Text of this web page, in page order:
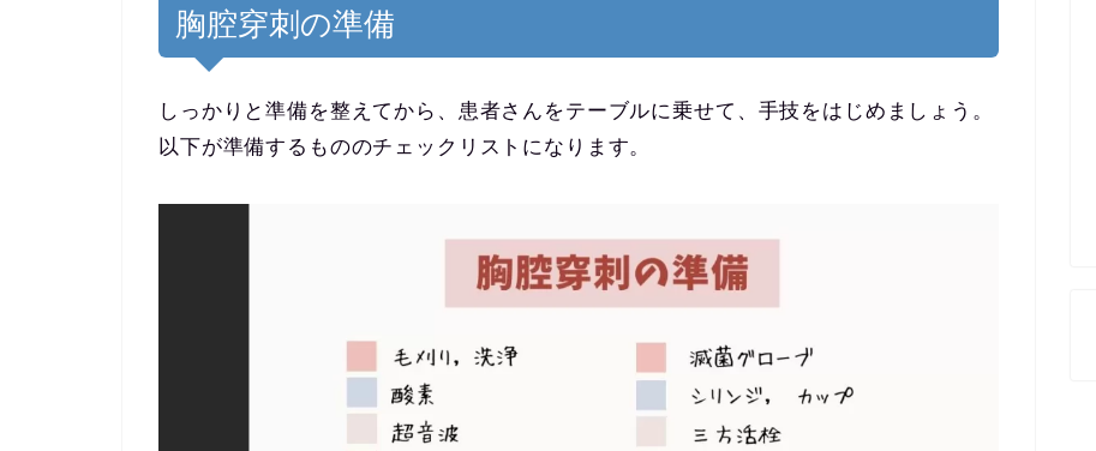
胸腔穿刺の準備
しっかりと準備を整えてから、患者さんをテーブルに乗せて、手技をはじめましょう。
以下が準備するもののチェックリストになります。